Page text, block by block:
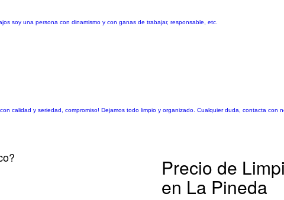
soy una persona con dinamismo y con ganas de trabajar, responsable, etc.
calidad y seriedad, compromiso! Dejamos todo limpio y organizado. Cualquier duda, contacta con
Precio de
en La Pineda